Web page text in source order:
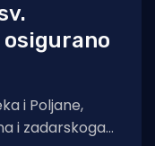
i Poljane,
i zadarskoga